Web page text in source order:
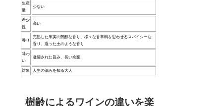
生産
量
少ない
希少
性
高い
香り
完熟した果実の芳醇な香り、様々な香辛料を思わせるスパイシーな
香り、湿った土のような香り
味わ
い
凝縮された旨み、長い余韻
対象 人生の深みを知る大人
樹齢によるワインの違いを楽